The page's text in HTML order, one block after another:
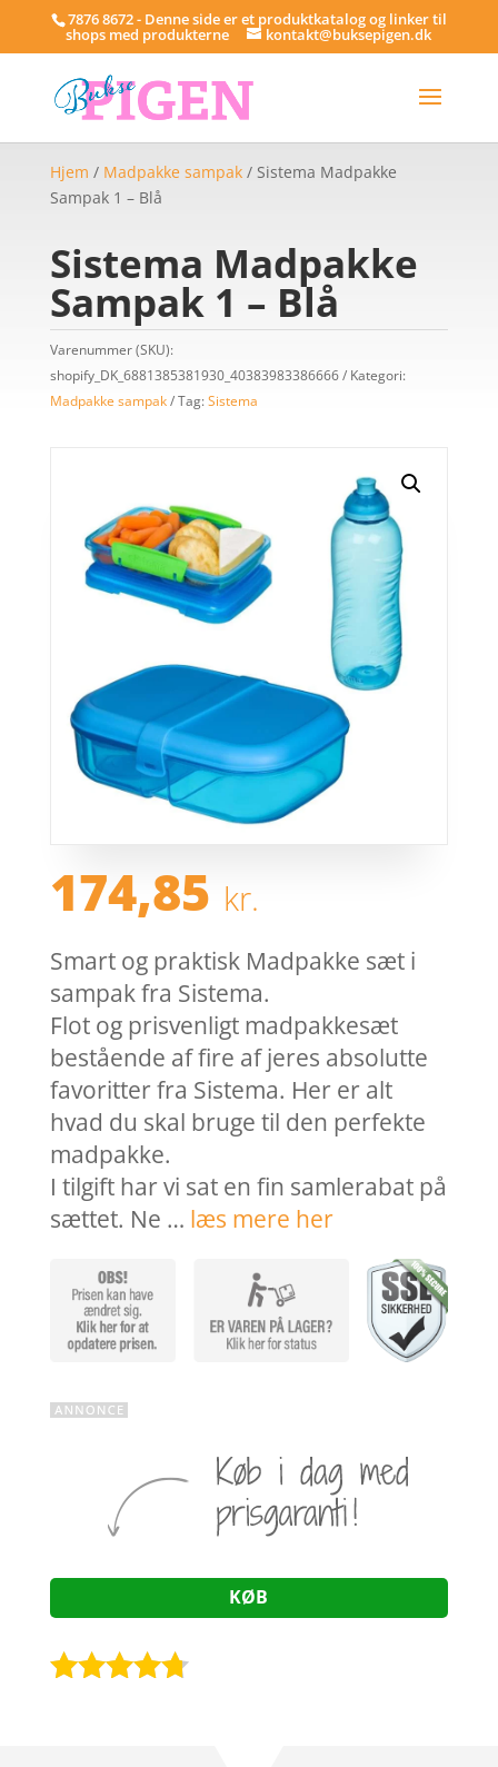
7876 8672 - Denne side er et produktkatalog og linker til
shops med produkterne kontakt@buksepigen.dk
Hjem / Madpakke sampak/ Sistema Madpakke
Sampak 1 – Blå
Sistema Madpakke
Sampak 1 – Blå
Varenummer (SKU):
shopify_DK_6881385381930_40383983386666
Kategori:
Madpakke sampak
Tag:Sistema
174,85 kr.
Smart og praktisk Madpakke sæt i
sampak fra Sistema.
Flot og prisvenligt madpakkesæt
bestående af fire af jeres absolutte
favoritter fra Sistema. Her er alt
hvad du skal bruge til den perfekte
madpakke.
I tilgift har vi sat en fin samlerabat på
sættet. Ne … læs mere her
KØB